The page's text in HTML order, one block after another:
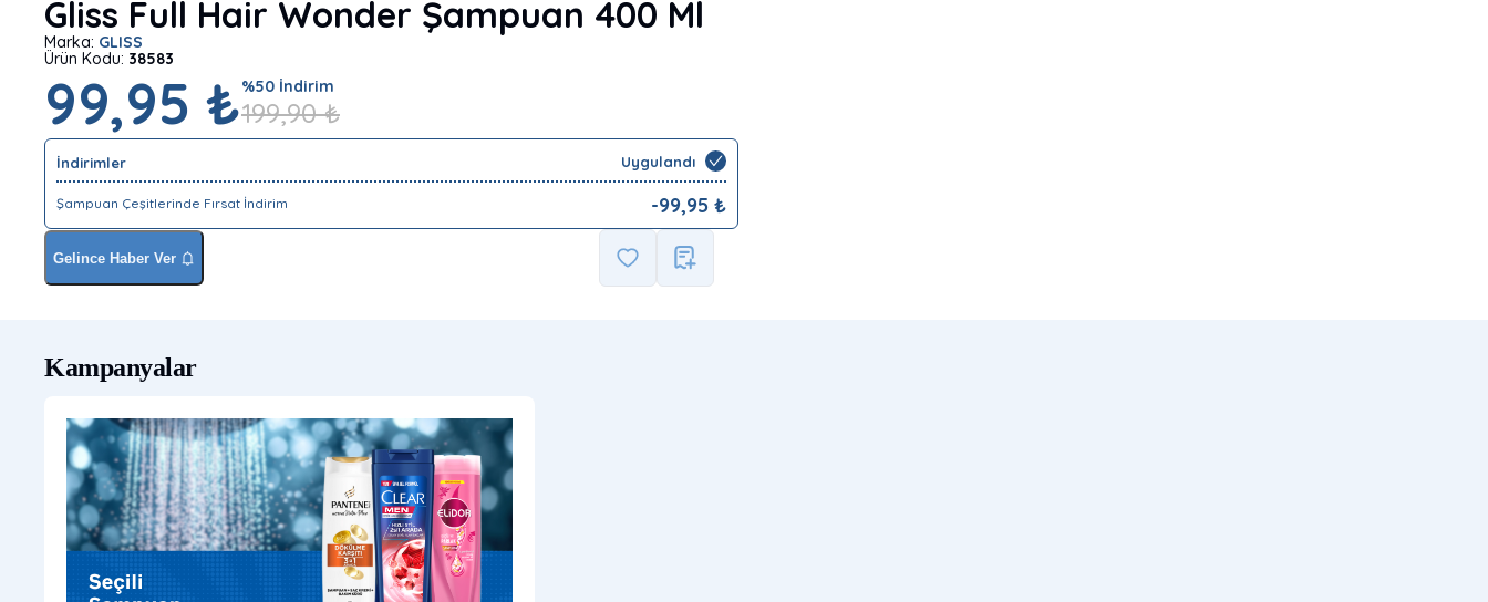
Gliss Full Hair Wonder Şampuan 400 Ml
Marka: GLISS
Ürün Kodu: 38583
99,95 ₺%50 İndirim
199,90 ₺
İndirimler Uygulandı
Şampuan Çeşitlerinde Fırsat İndirim -99,95 ₺
Gelince Haber Ver
Kampanyalar